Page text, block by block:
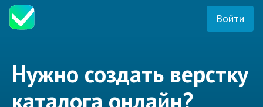
Войти
Нужно создать верстку
каталога онлайн?